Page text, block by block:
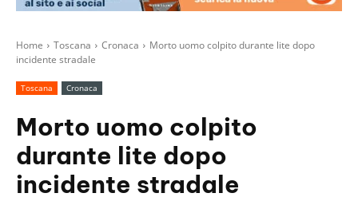
Home Toscana Cronaca
Morto uomo colpito durante lite dopo
incidente stradale
Toscana Cronaca
Morto uomo colpito
durante lite dopo
incidente stradale